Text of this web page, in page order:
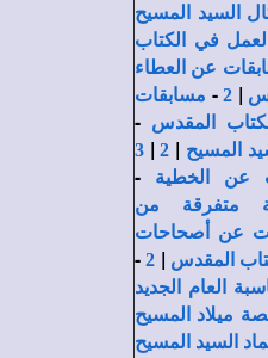
السيد المسيح
في الكتاب
عن العطاء
|
2
- مسابقات
المقدس -
المسيح |
2
|
3
عن الخطية -
متفرقة من
عن أصحاحات
المقدس |
2
-
العام الجديد
ميلاد المسيح
السيد المسيح